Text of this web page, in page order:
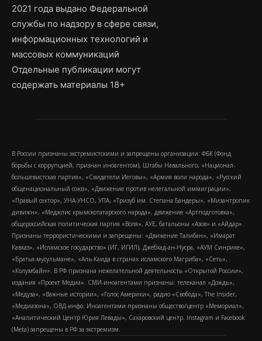
2021 года выдано Федеральной
службы по надзору в сфере связи,
информационных технологий и
массовых коммуникаций
Отдельные публикации могут
содержать материалы 18+
В России признаны экстремистскими и запрещены организации: ФБК (Фонд
борьбы с коррупцией, признан иноагентом), Штабы Навального, «Национал-
большевистская партия», «Свидетели Иеговы», «Армия воли народа», «Русский
общенациональный союз», «Движение против нелегальной иммиграции»,
«Правый сектор», УНА-УНСО, УПА, «Тризуб им. Степана Бандеры», «Мизантропик
дивижн», «Меджлис крымскотатарского народа», движение «Артподготовка»,
общероссийская политическая партия «Воля», АУЕ, батальоны «Азов» и «Айдар».
Признаны террористическими и запрещены: «Движение Талибан», «Имарат
Кавказ», «Исламское государство» (ИГ, ИГИЛ), Джебхад-ан-Нусра, «АУМ Синрике»,
«Братья-мусульмане», «Аль-Каида в странах исламского Магриба», «Сеть»,
«Колумбайн». В РФ признана нежелательной деятельность «Открытой России»,
издания «Проект Медиа». СМИ-иноагентами признаны: телеканал «Дождь»,
«Медуза», «Важные истории», «Голос Америки», радио «Свобода», The Insider,
«Медиазона», ОВД-инфо. Иноагентами признаны общество/центр «Мемориал»,
«Аналитический Центр Юрия Левады», Сахаровский центр. Instagram и Facebook
(Metа) запрещены в РФ за экстремизм.